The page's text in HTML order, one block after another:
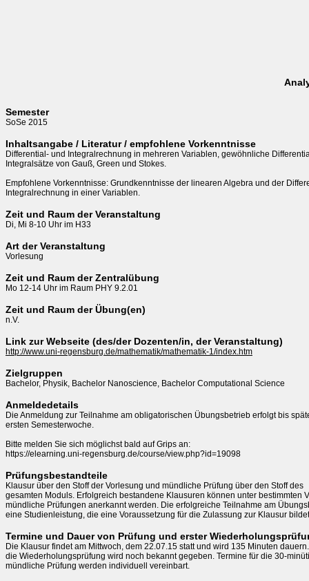
Semester
SoSe 2015
Inhaltsangabe / Literatur / empfohlene Vorkenntnisse
Differential- und Integralrechnung in mehreren Variablen, gewöhnliche
Integralsätze von Gauß, Green und Stokes.
Empfohlene Vorkenntnisse: Grundkenntnisse der linearen Algebra und der
Integralrechnung in einer Variablen.
Zeit und Raum der Veranstaltung
Di, Mi 8-10 Uhr im H33
Art der Veranstaltung
Vorlesung
Zeit und Raum der Zentralübung
Mo 12-14 Uhr im Raum PHY 9.2.01
Zeit und Raum der Übung(en)
n.V.
Link zur Webseite (des/der Dozenten/in, der Veranstaltung)
http://www.uni-regensburg.de/mathematik/mathematik-1/index.htm
Zielgruppen
Bachelor, Physik, Bachelor Nanoscience, Bachelor Computational Science
Anmeldedetails
Die Anmeldung zur Teilnahme am obligatorischen Übungsbetrieb erfolgt bis
ersten Semesterwoche.
Bitte melden Sie sich möglichst bald auf Grips an:
Prüfungsbestandteile
Klausur über den Stoff der Vorlesung und mündliche Prüfung über den Stoff des
gesamten Moduls. Erfolgreich bestandene Klausuren können unter bestimmten
mündliche Prüfungen anerkannt werden. Die erfolgreiche Teilnahme am
eine Studienleistung, die eine Voraussetzung für die Zulassung zur Klausur
Termine und Dauer von Prüfung und erster
Die Klausur findet am Mittwoch, dem 22.07.15 statt und wird 135 Minuten
die Wiederholungsprüfung wird noch bekannt gegeben. Termine für die 30-
mündliche Prüfung werden individuell vereinbart.